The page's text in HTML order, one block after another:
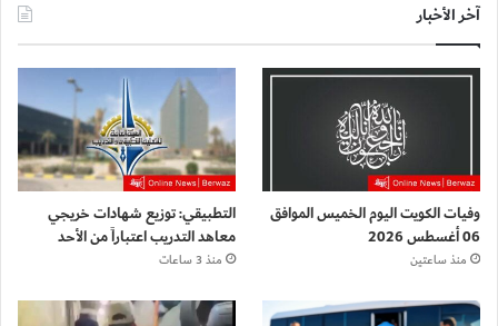
آخر الأخبار
وفيات الكويت اليوم الخميس الموافق
06 أغسطس 2026
منذ ساعتين
التطبيقي: توزيع شهادات خريجي
معاهد التدريب اعتباراً من الأحد
منذ 3 ساعات